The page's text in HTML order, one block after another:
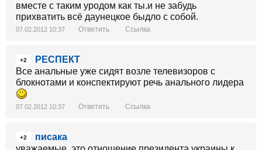
вместе с таким уродом как ты.и не забудь
прихватить всё даунецкое быдло с собой.
07.02.2012 10:37 Ответить Ссылка
+2
РЕСПЕКТ
Все анальные уже сидят возле телевизоров с
блокнотами и конспектируют речь анального лидера
07.02.2012 10:37 Ответить Ссылка
+2
писака